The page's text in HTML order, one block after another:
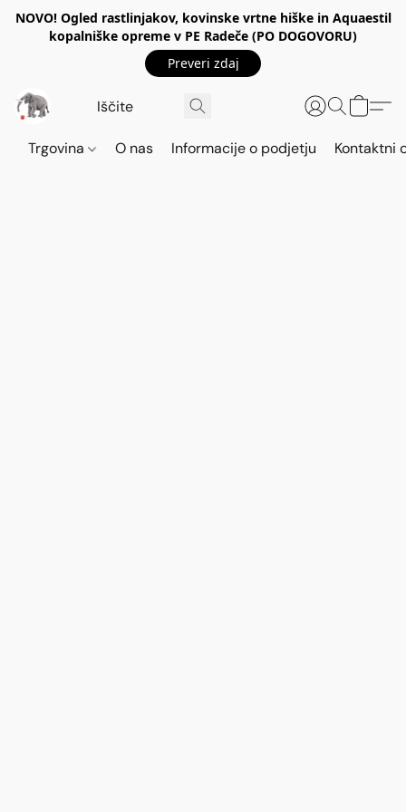
NOVO! Ogled rastlinjakov, kovinske vrtne hiške in Aquaestil
kopalniške opreme v PE Radeče (PO DOGOVORU)
Preveri zdaj
Trgovina O nas Informacije o podjetju Kontaktni